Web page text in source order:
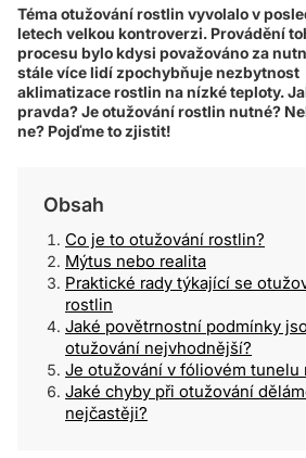
Téma otužování rostlin vyvolalo v
letech velkou kontroverzi. Provádění
procesu bylo kdysi považováno za
stále více lidí zpochybňuje nezbytnost
aklimatizace rostlin na nízké teploty.
pravda? Je otužování rostlin nutné?
ne? Pojďme to zjistit!
Obsah
Co je to otužování rostlin?
Mýtus nebo realita
Praktické rady týkající se
rostlin
Jaké povětrnostní podmínky
otužování nejvhodnější?
Je otužování v fóliovém tunelu
Jaké chyby při otužování
nejčastěji?